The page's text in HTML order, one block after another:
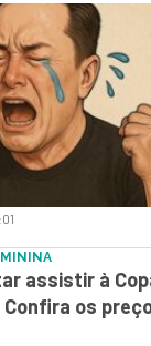
assistir à
Confira os